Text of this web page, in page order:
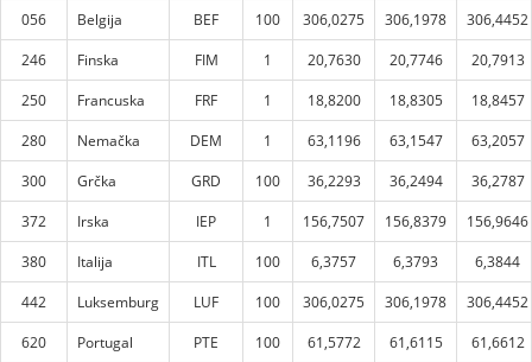
056
Belgija BEF 100 306,0275 306,1978
306,4452
246
Finska FIM 1 20,7630 20,7746
20,7913
250
Francuska FRF 1 18,8200 18,8305
18,8457
280
Nemačka DEM 1 63,1196 63,1547
63,2057
300
Grčka GRD 100 36,2293 36,2494
36,2787
372
Irska IEP 1 156,7507 156,8379
156,9646
380
Italija ITL 100 6,3757 6,3793
6,3844
442
Luksemburg LUF 100 306,0275 306,1978
306,4452
620
Portugal PTE 100 61,5772 61,6115
61,6612